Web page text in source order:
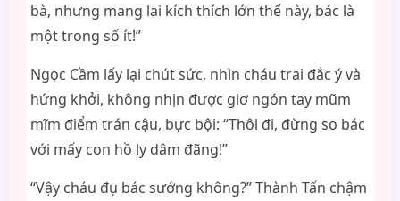
bà, nhưng mang lại kích thích lớn thế này, bác là
một trong số ít!”
Ngọc Cầm lấy lại chút sức, nhìn cháu trai đắc ý và
hứng khởi, không nhịn được giơ ngón tay mũm
mĩm điểm trán cậu, bực bội: “Thôi đi, đừng so bác
với mấy con hồ ly dâm đãng!”
“Vậy cháu đụ bác sướng không?” Thành Tấn chậm